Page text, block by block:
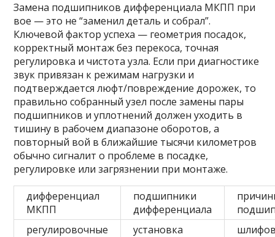
Замена подшипников дифференциала МКПП при
вое — это не “заменил деталь и собрал”.
Ключевой фактор успеха — геометрия посадок,
корректный монтаж без перекоса, точная
регулировка и чистота узла. Если при диагностике
звук привязан к режимам нагрузки и
подтверждается люфт/повреждение дорожек, то
правильно собранный узел после замены пары
подшипников и уплотнений должен уходить в
тишину в рабочем диапазоне оборотов, а
повторный вой в ближайшие тысячи километров
обычно сигналит о проблеме в посадке,
регулировке или загрязнении при монтаже.
дифференциал
МКПП
подшипники
дифференциала
регулировочные
установка